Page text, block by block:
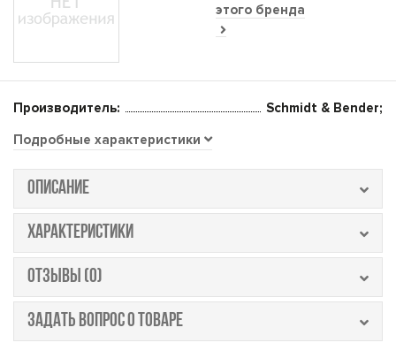
этого бренда
Производитель:
Schmidt & Bender;
Подробные характеристики
ОПИСАНИЕ
ХАРАКТЕРИСТИКИ
ОТЗЫВЫ (0)
ЗАДАТЬ ВОПРОС О ТОВАРЕ